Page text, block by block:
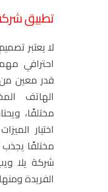
تطبيق
لا يعتبر
احترافي
قدر معين
الهاتف
مختلفًا،
اختيار
مختلفًا
شركة يلا
الفريدة